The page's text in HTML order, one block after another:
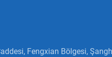
Fengxian Bölgesi,